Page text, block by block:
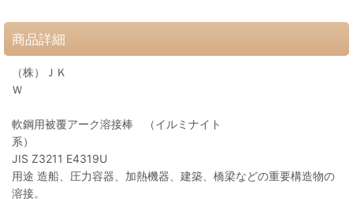
商品詳細
（株）ＪＫ
Ｗ
軟鋼用被覆アーク溶接棒 （イルミナイト
系）
JIS Z3211 E4319U
用途 造船、圧力容器、加熱機器、建築、橋梁などの重要構造物の
溶接。